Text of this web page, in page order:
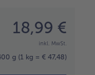
18,99 €
inkl. MwSt.
g (1 kg = € 47,48)